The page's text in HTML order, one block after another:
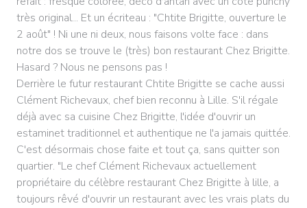
très original... Et un écriteau : "Chtite Brigitte, ouverture le
2 août" ! Ni une ni deux, nous faisons volte face : dans
notre dos se trouve le (très) bon restaurant Chez Brigitte.
Hasard ? Nous ne pensons pas !
Derrière le futur restaurant Chtite Brigitte se cache aussi
Clément Richevaux, chef bien reconnu à Lille. S'il régale
déjà avec sa cuisine Chez Brigitte, l'idée d'ouvrir un
estaminet traditionnel et authentique ne l'a jamais quittée.
C'est désormais chose faite et tout ça, sans quitter son
quartier. "Le chef Clément Richevaux actuellement
propriétaire du célèbre restaurant Chez Brigitte à lille, a
toujours rêvé d'ouvrir un restaurant avec les vrais plats du